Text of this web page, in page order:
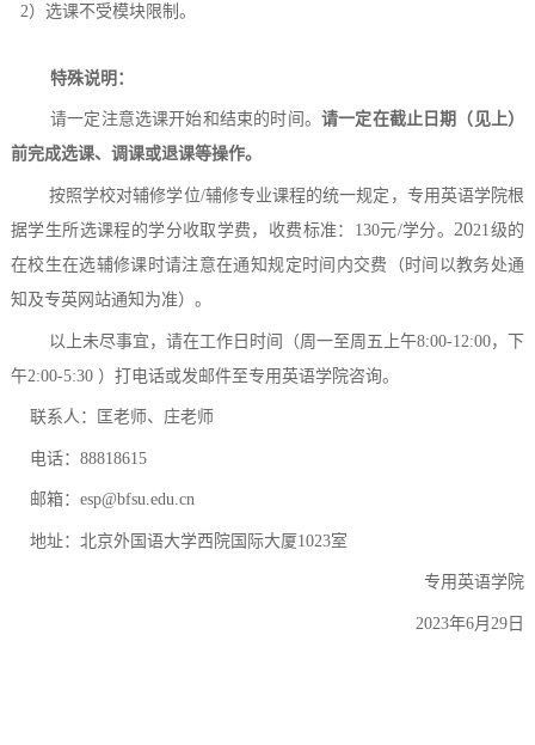
2）选课不受模块限制。
特殊说明：
请一定注意选课开始和结束的时间。 请一定在截止日期（见上）
前完成选课、调课或退课等操作。
按照学校对辅修学位/辅修专业课程的统一规定，专用英语学院根
据学生所选课程的学分收取学费，收费标准：130元/学分。 2021 级的
在校生在选辅修课时请注意在通知规定时间内交费（时间以教务处通
知及专英网站通知为准）。
以上未尽事宜，请在工作日时间（周一至周五上午8:00-12:00，下
午2:00-5:30 ）打电话或发邮件至专用英语学院咨询。
联系人：匡老师、庄老师
电话： 88818615
邮箱： esp@bfsu.edu.cn
地址：北京外国语大学西院国际大厦1023室
专用英语学院
2023年6月29日